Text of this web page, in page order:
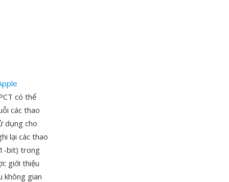
có thể
các thao
dụng cho
lại các thao
bit) trong
giới thiệu
không gian